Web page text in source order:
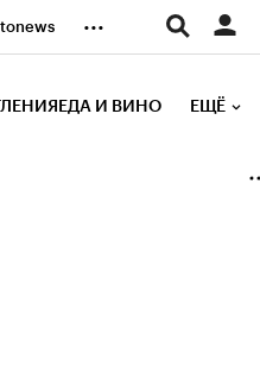
...
ЕДА И ВИНО ЕЩЁ